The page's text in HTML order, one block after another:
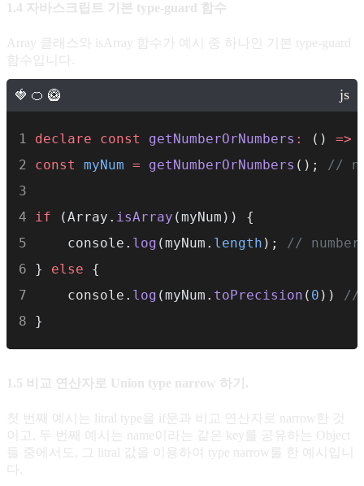
1.4 자바스크립트 기본 type-guard 함수
Array 클래스와 isArray 함수가 예시 중 하나인 기본 type-guard
함수입니다.
declare const getNumberOrNumbers : () =>
const
myNum = getNumberOrNumbers (); //
if (Array. isArray (myNum)) {
    console.
log (myNum. length ); //
} else {
    console.
log (myNum. toPrecision ( 0 )) //
}
1.5 비교 연산자로 Union type narrow 하기.
첫 번째 예시는 litral type을 if문과 비교 연산자로 narrow한 것
이고, 두 번째 예시는 name이라는 같은 key를 공유하는 Object
들 중에서도, 그 litral 값을 이용하여 type narrow를 한 예시입니
다.